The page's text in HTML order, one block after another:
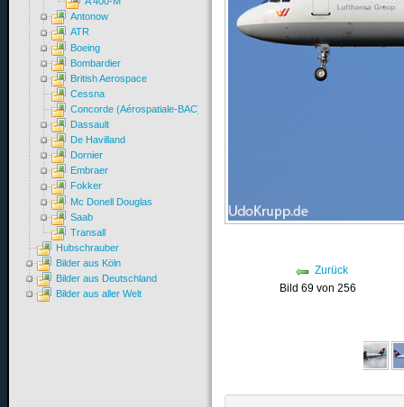
Zurück
Bild 69 von 256
Antonow
ATR
Boeing
Bombardier
British Aerospace
Cessna
Concorde (Aérospatiale-BAC)
Dassault
De Havilland
Dornier
Embraer
Fokker
Mc Donell Douglas
Saab
Transall
Hubschrauber
Bilder aus Köln
Bilder aus Deutschland
Bilder aus aller Welt